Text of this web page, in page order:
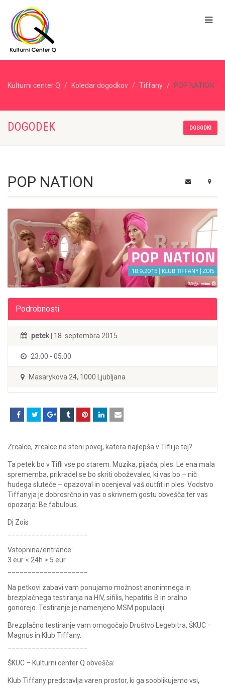
Kulturni center Q Koledar dogodkov Tiffany POP NATION
DOGODEK DOGODKI
POP NATION
Podrobnosti
petek | 18. septembra 2015
23:00 - 05:00
Masarykova 24, 1000 Ljubljana
Zrcalce, zrcalce na steni povej, katera najlepša v Tifli je tej?
Ta petek bo v Tifli vse po starem. Muzika, pijača, ples. Le ena mala
sprememba, prikradel se bo skriti oboževalec, ki vas bo – nič
hudega sluteče – opazoval in ocenjeval vaš outfit in ples. Vodstvo
Tiffanyja je dobrosrčno in vas o skrivnem gostu obvešča ter vas
opozarja: Be fabulous.
Dj Zois
Vstopnina/entrance:
3 eur < 24h > 5 eur
Na petkovi zabavi vam ponujamo možnost anonimnega in
brezplačnega testiranja na HIV, sifilis, hepatitis B in oralno
gonorejo. Testiranje je namenjeno MSM populaciji.
Brezplačno testiranje vam omogočajo Društvo Legebitra, ŠKUC –
Magnus in Klub Tiffany.
ŠKUC – Kulturni center Q obvešča:
Klub Tiffany predstavlja varen prostor, ki ga sooblikujemo vsi,